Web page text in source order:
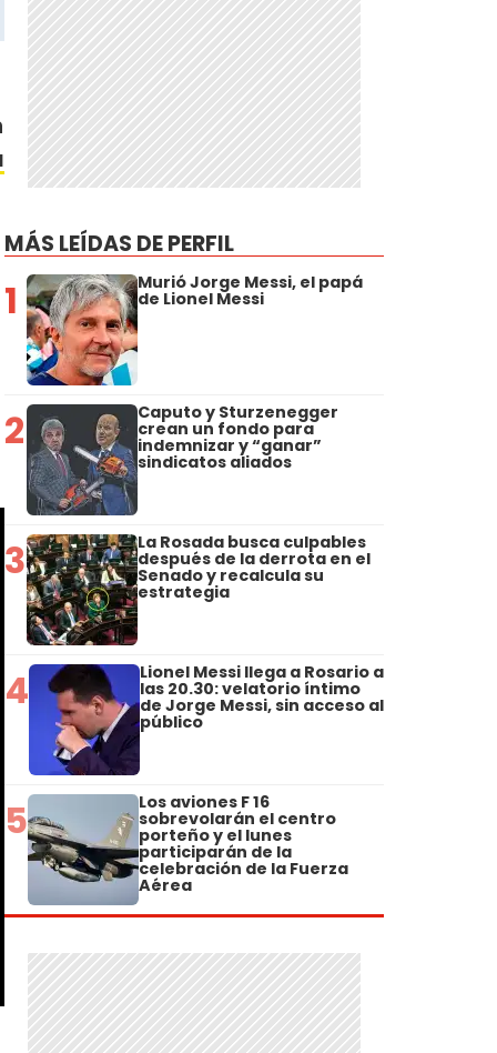
MÁS LEÍDAS DE PERFIL
1 Murió Jorge Messi, el papá
de Lionel Messi
2 Caputo y Sturzenegger
crean un fondo para
indemnizar y “ganar”
sindicatos aliados
3 La Rosada busca culpables
después de la derrota en el
Senado y recalcula su
estrategia
4 Lionel Messi llega a Rosario a
las 20.30: velatorio íntimo
de Jorge Messi, sin acceso al
público
5 Los aviones F 16
sobrevolarán el centro
porteño y el lunes
participarán de la
celebración de la Fuerza
Aérea